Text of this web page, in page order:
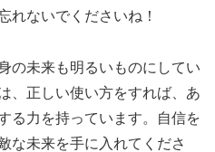
れないでくださいね！
の未来も明るいものにしてい
、正しい使い方をすれば、あ
る力を持っています。自信を
な未来を手に入れてくださ